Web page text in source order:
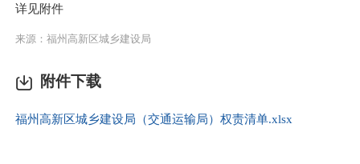
详见附件
来源：福州高新区城乡建设局
附件下载
福州高新区城乡建设局（交通运输局）权责清单.xlsx